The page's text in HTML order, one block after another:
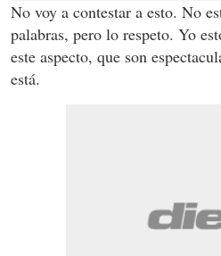
No voy a contestar a esto. No
palabras, pero lo respeto. Yo
este aspecto, que son
está.